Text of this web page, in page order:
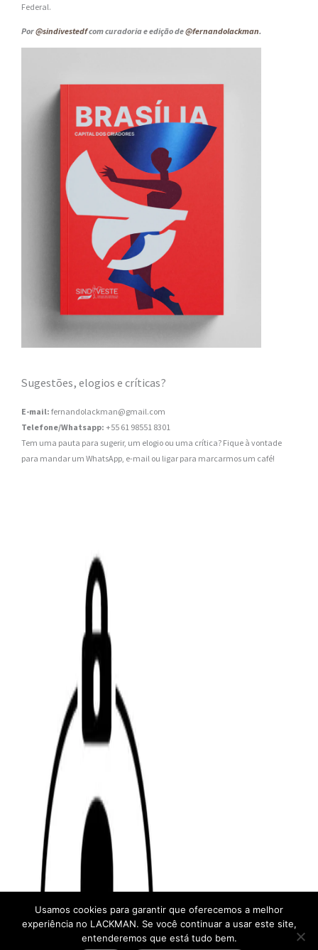
Federal.
Por@sindivestedfcom curadoria e edição de@fernandolackman.
Sugestões, elogios e críticas?
E-mail: fernandolackman@gmail.com
Telefone/Whatsapp: +55 61 98551 8301
Tem uma pauta para sugerir, um elogio ou uma crítica? Fique à vontade
para mandar um WhatsApp, e-mail ou ligar para marcarmos um café!
Usamos cookies para garantir que oferecemos a melhor
experiência no LACKMAN. Se você continuar a usar este site,
entenderemos que está tudo bem.